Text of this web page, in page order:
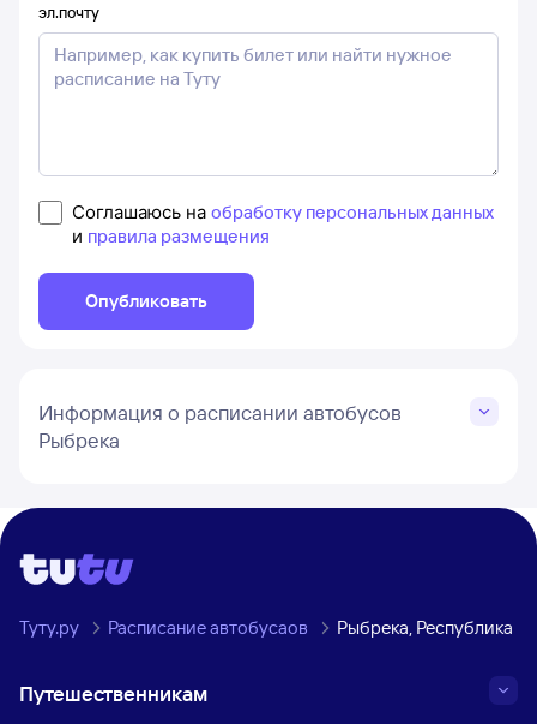
эл.почту
Соглашаюсь на обработку персональных данных
и правила размещения
Опубликовать
Информация о расписании автобусов
Рыбрека
Туту.ру Расписание автобусаов Рыбрека, Республика
Путешественникам